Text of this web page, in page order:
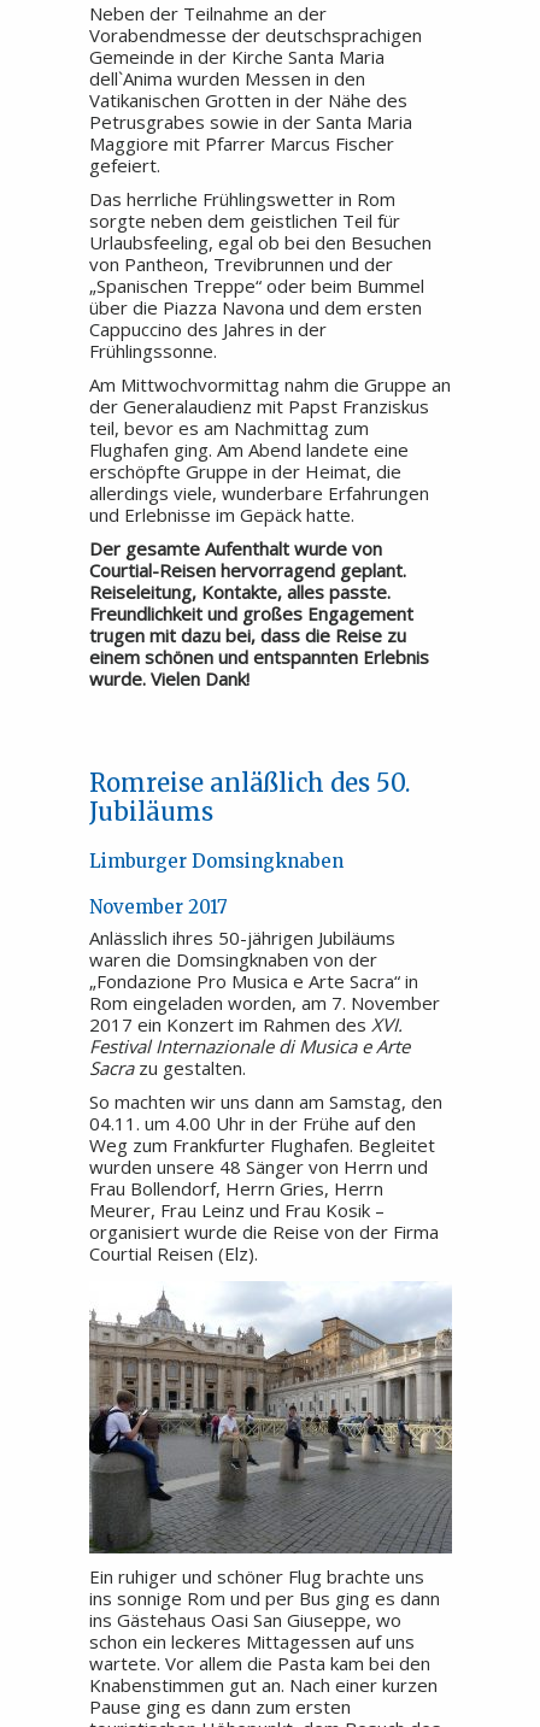
Neben der Teilnahme an der
Vorabendmesse der deutschsprachigen
Gemeinde in der Kirche Santa Maria
dell`Anima wurden Messen in den
Vatikanischen Grotten in der Nähe des
Petrusgrabes sowie in der Santa Maria
Maggiore mit Pfarrer Marcus Fischer
gefeiert.
Das herrliche Frühlingswetter in Rom
sorgte neben dem geistlichen Teil für
Urlaubsfeeling, egal ob bei den Besuchen
von Pantheon, Trevibrunnen und der
„Spanischen Treppe“ oder beim Bummel
über die Piazza Navona und dem ersten
Cappuccino des Jahres in der
Frühlingssonne.
Am Mittwochvormittag nahm die Gruppe an
der Generalaudienz mit Papst Franziskus
teil, bevor es am Nachmittag zum
Flughafen ging. Am Abend landete eine
erschöpfte Gruppe in der Heimat, die
allerdings viele, wunderbare Erfahrungen
und Erlebnisse im Gepäck hatte.
Der gesamte Aufenthalt wurde von
Courtial-Reisen hervorragend geplant.
Reiseleitung, Kontakte, alles passte.
Freundlichkeit und großes Engagement
trugen mit dazu bei, dass die Reise zu
einem schönen und entspannten Erlebnis
wurde. Vielen Dank!
Romreise anläßlich des 50.
Jubiläums
Limburger Domsingknaben
November 2017
Anlässlich ihres 50-jährigen Jubiläums
waren die Domsingknaben von der
„Fondazione Pro Musica e Arte Sacra“ in
Rom eingeladen worden, am 7. November
2017 ein Konzert im Rahmen des XVI.
Festival Internazionale di Musica e Arte
Sacrazu gestalten.
So machten wir uns dann am Samstag, den
04.11. um 4.00 Uhr in der Frühe auf den
Weg zum Frankfurter Flughafen. Begleitet
wurden unsere 48 Sänger von Herrn und
Frau Bollendorf, Herrn Gries, Herrn
Meurer, Frau Leinz und Frau Kosik –
organisiert wurde die Reise von der Firma
Courtial Reisen (Elz).
Ein ruhiger und schöner Flug brachte uns
ins sonnige Rom und per Bus ging es dann
ins Gästehaus Oasi San Giuseppe, wo
schon ein leckeres Mittagessen auf uns
wartete. Vor allem die Pasta kam bei den
Knabenstimmen gut an. Nach einer kurzen
Pause ging es dann zum ersten